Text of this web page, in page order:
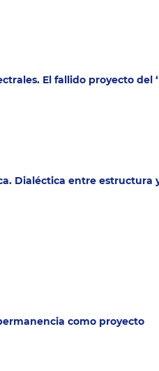
El fallido proyecto del
Dialéctica entre
como proyecto